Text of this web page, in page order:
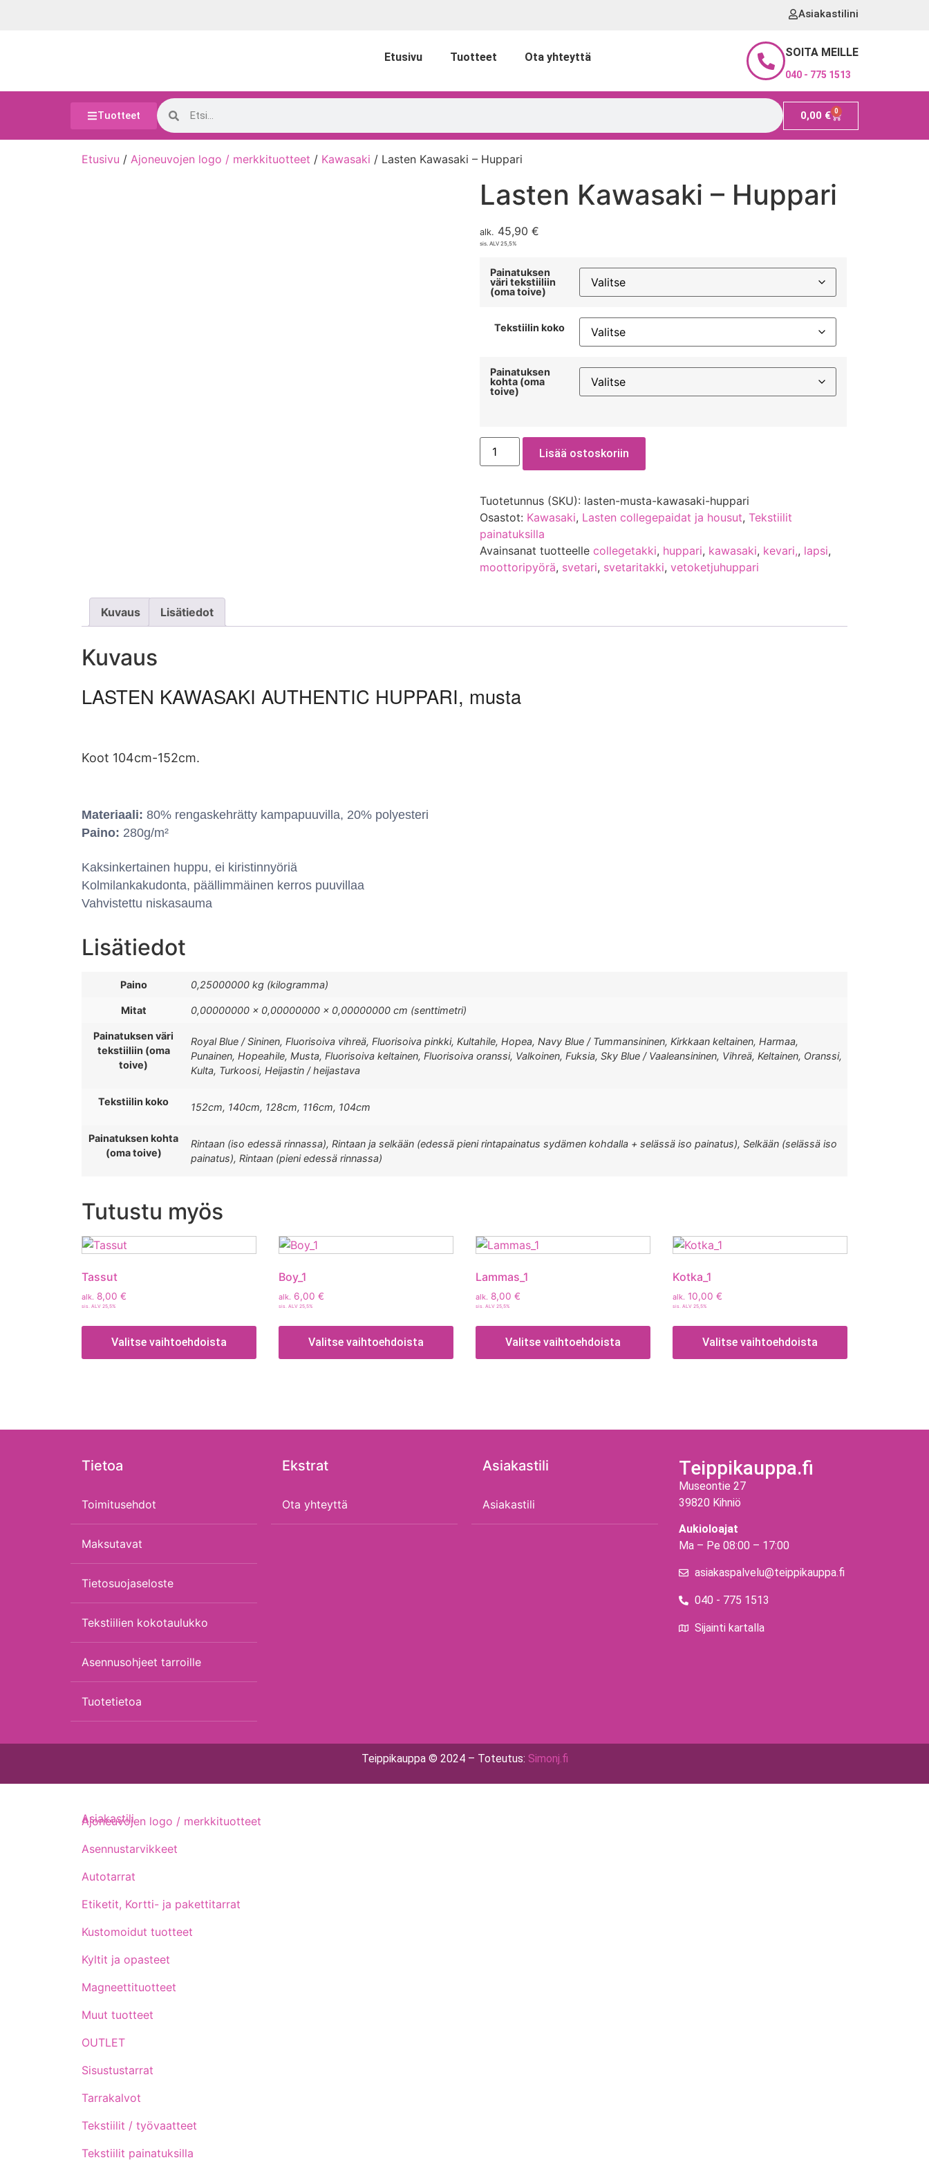
Asiakastilini
Etusivu Tuotteet Ota yhteyttä SOITA MEILLE
040 - 775 1513
Tuotteet 0,00 € 0
Etusivu / Ajoneuvojen logo / merkkituotteet / Kawasaki / Lasten Kawasaki – Huppari
Lasten Kawasaki – Huppari
alk. 45,90€
sis. ALV 25,5%
Painatuksen
väri tekstiiliin
(oma toive)
Tekstiilin koko
Painatuksen
kohta (oma
toive)
Lisää ostoskoriin
Tuotetunnus (SKU): lasten-musta-kawasaki-huppari
Osastot: Kawasaki, Lasten collegepaidat ja housut,Tekstiilit
painatuksilla
Avainsanat tuotteellecollegetakki, huppari, kawasaki, kevari,, lapsi,
moottoripyörä, svetari, svetaritakki,vetoketjuhuppari
Kuvaus Lisätiedot
Kuvaus
LASTEN KAWASAKI AUTHENTIC HUPPARI, musta
Koot 104cm-152cm.
Materiaali: 80% rengaskehrätty kampapuuvilla, 20% polyesteri
Paino: 280g/m²
Kaksinkertainen huppu, ei kiristinnyöriä
Kolmilankakudonta, päällimmäinen kerros puuvillaa
Vahvistettu niskasauma
Lisätiedot
Paino 0,25000000 kg (kilogramma)
Mitat 0,00000000 × 0,00000000 × 0,00000000 cm (senttimetri)
Painatuksen väri
tekstiiliin (oma
toive)
Royal Blue / Sininen, Fluorisoiva vihreä, Fluorisoiva pinkki, Kultahile, Hopea, Navy Blue / Tummansininen, Kirkkaan keltainen, Harmaa,
Punainen, Hopeahile, Musta, Fluorisoiva keltainen, Fluorisoiva oranssi, Valkoinen, Fuksia, Sky Blue / Vaaleansininen, Vihreä, Keltainen, Oranssi,
Kulta, Turkoosi, Heijastin / heijastava
Tekstiilin koko 152cm, 140cm, 128cm, 116cm, 104cm
Painatuksen kohta
(oma toive)
Rintaan (iso edessä rinnassa), Rintaan ja selkään (edessä pieni rintapainatus sydämen kohdalla + selässä iso painatus), Selkään (selässä iso
painatus), Rintaan (pieni edessä rinnassa)
Tutustu myös
Tassut
alk. 8,00 €
sis. ALV 25,5%
Valitse vaihtoehdoista
Boy_1
alk. 6,00 €
sis. ALV 25,5%
Valitse vaihtoehdoista
Lammas_1
alk. 8,00 €
sis. ALV 25,5%
Valitse vaihtoehdoista
Kotka_1
alk. 10,00 €
sis. ALV 25,5%
Valitse vaihtoehdoista
Tietoa
Toimitusehdot
Maksutavat
Tietosuojaseloste
Tekstiilien kokotaulukko
Asennusohjeet tarroille
Tuotetietoa
Ekstrat
Ota yhteyttä
Asiakastili
Asiakastili
Teippikauppa.fi
Museontie 27
39820 Kihniö
Aukioloajat
Ma – Pe 08:00 – 17:00
asiakaspalvelu@teippikauppa.fi
040 - 775 1513
Sijainti kartalla
Teippikauppa © 2024 – Toteutus: Simonj.fi
Ajoneuvojen logo / merkkituotteet
Asennustarvikkeet
Autotarrat
Etiketit, Kortti- ja pakettitarrat
Kustomoidut tuotteet
Kyltit ja opasteet
Magneettituotteet
Muut tuotteet
OUTLET
Sisustustarrat
Tarrakalvot
Tekstiilit / työvaatteet
Tekstiilit painatuksilla
Asiakastili